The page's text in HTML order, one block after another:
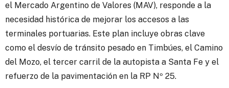
el Mercado Argentino de Valores (MAV), responde a la
necesidad histórica de mejorar los accesos a las
terminales portuarias. Este plan incluye obras clave
como el desvío de tránsito pesado en Timbúes, el Camino
del Mozo, el tercer carril de la autopista a Santa Fe y el
refuerzo de la pavimentación en la RP Nº 25.